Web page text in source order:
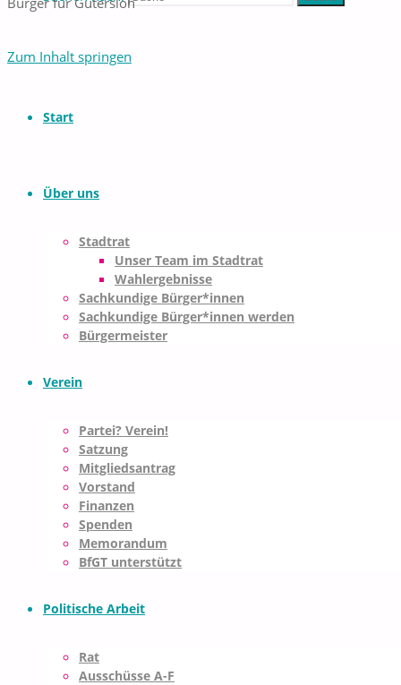
Zum Inhalt springen
Start
Über uns
Stadtrat
Unser Team im Stadtrat
Wahlergebnisse
Sachkundige Bürger*innen
Sachkundige Bürger*innen werden
Bürgermeister
Verein
Partei? Verein!
Satzung
Mitgliedsantrag
Vorstand
Finanzen
Spenden
Memorandum
BfGT unterstützt
Politische Arbeit
Rat
Ausschüsse A-F